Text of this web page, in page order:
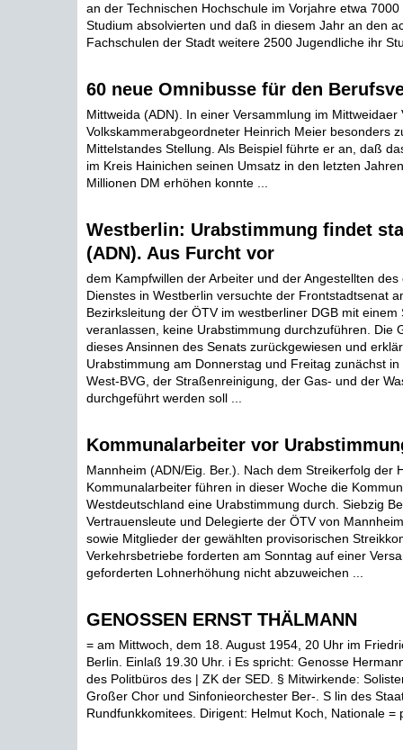
an der Technischen Hochschule im Vorjahre etwa
Studium absolvierten und daß in diesem Jahr an den
Fachschulen der Stadt weitere 2500 Jugendliche ihr
60 neue Omnibusse für den
Mittweida (ADN). In einer Versammlung im Mittweidaer
Volkskammerabgeordneter Heinrich Meier besonders
Mittelstandes Stellung. Als Beispiel führte er an, daß
im Kreis Hainichen seinen Umsatz in den letzten
Millionen DM erhöhen konnte ...
Westberlin: Urabstimmung findet
(ADN). Aus Furcht vor
dem Kampfwillen der Arbeiter und der Angestellten des
Dienstes in Westberlin versuchte der Frontstadtsenat
Bezirksleitung der ÖTV im westberliner DGB mit einem
veranlassen, keine Urabstimmung durchzuführen. Die
dieses Ansinnen des Senats zurückgewiesen und
Urabstimmung am Donnerstag und Freitag zunächst
West-BVG, der Straßenreinigung, der Gas- und der
durchgeführt werden soll ...
Kommunalarbeiter vor
Mannheim (ADN/Eig. Ber.). Nach dem Streikerfolg der
Kommunalarbeiter führen in dieser Woche die
Westdeutschland eine Urabstimmung durch. Siebzig
Vertrauensleute und Delegierte der ÖTV von
sowie Mitglieder der gewählten provisorischen
Verkehrsbetriebe forderten am Sonntag auf einer
geforderten Lohnerhöhung nicht abzuweichen ...
GENOSSEN ERNST THÄLMANN
= am Mittwoch, dem 18. August 1954, 20 Uhr im
Berlin. Einlaß 19.30 Uhr. i Es spricht: Genosse
des Politbüros des | ZK der SED. § Mitwirkende:
Großer Chor und Sinfonieorchester Ber-. S lin des
Rundfunkkomitees. Dirigent: Helmut Koch, Nationale =